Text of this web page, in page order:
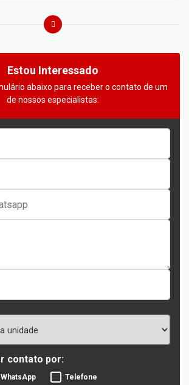
Estou Interessado
abaixo para receber o contato de um
de nossos especialistas:
contato por:
WhatsApp Telefone